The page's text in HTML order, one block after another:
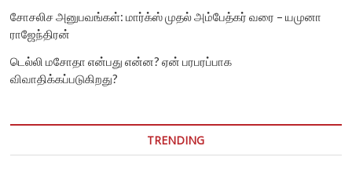
சோசலிச அனுபவங்கள்: மார்க்ஸ் முதல் அம்பேத்கர் வரை – யமுனா
ராஜேந்திரன்
டெல்லி மசோதா என்பது என்ன? ஏன் பரபரப்பாக
விவாதிக்கப்படுகிறது?
TRENDING